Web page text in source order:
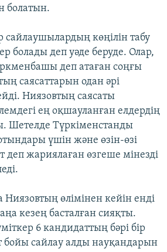
болатын.
сайлаушылардың көңілін табу
болады деп уәде беруде. Олар,
деп атаған соңғы
саясаттарын одан әрі
Ниязовтың саясаты
ең оқшауланған елдердің
Шетелде Түркіменстанды
үшін және өзін-өзі
деп жариялаған өзгеше мінезді
өлімінен кейін енді
кезең басталған сияқты.
6 кандидаттың бәрі бір
бойы сайлау алды науқандарын